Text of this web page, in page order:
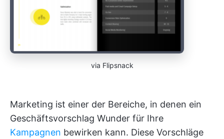
via Flipsnack
Marketing ist einer der Bereiche, in denen ein
Geschäftsvorschlag Wunder für Ihre
Kampagnen bewirken kann. Diese Vorschläge